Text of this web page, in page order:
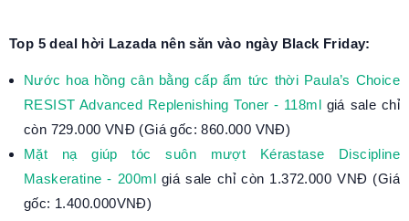
Top 5 deal hời Lazada nên săn vào ngày Black Friday:
Nước hoa hồng cân bằng cấp ẩm tức thời Paula’s Choice
RESIST Advanced Replenishing Toner - 118ml giá sale chỉ
còn 729.000 VNĐ (Giá gốc: 860.000 VNĐ)
Mặt nạ giúp tóc suôn mượt Kérastase Discipline
Maskeratine - 200mlgiá sale chỉ còn 1.372.000 VNĐ (Giá
gốc: 1.400.000VNĐ)